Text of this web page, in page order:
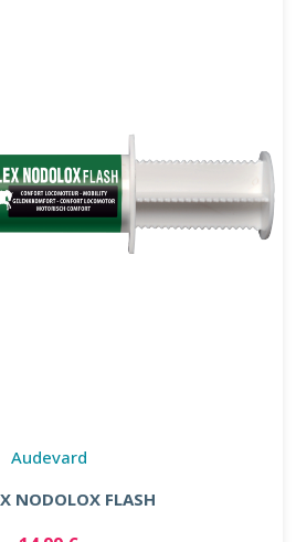
Audevard
NODOLOX FLASH